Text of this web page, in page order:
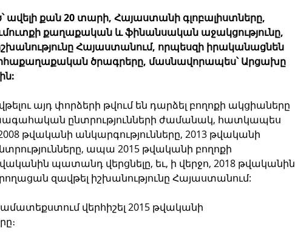
ավելի քան 20 տարի, Հայաստանի գլոբալիստները,
քաղաքական և ֆինանսական աջակցությունը,
Հայաստանում, որպեսզի իրականացնեն
ծրագրերը, մասնավորապես՝ Արցախը
այդ փորձերի թվում են դարձել բողոքի ակցիաները
ընտրությունների ժամանակ, հատկապես
թվականի անկարգությունները, 2013 թվականի
ապա 2015 թվականի բողոքի
պատանդ վերցնելը, եւ, ի վերջո, 2018 թվականին
զավթել իշխանությունը Հայաստանում:
վերհիշել 2015 թվականի